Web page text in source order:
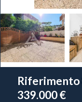
Riferimento
339.000 €